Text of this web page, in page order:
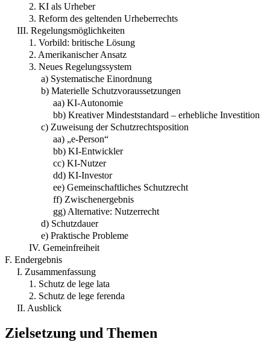
2. KI als Urheber
3. Reform des geltenden Urheberrechts
III. Regelungsmöglichkeiten
1. Vorbild: britische Lösung
2. Amerikanischer Ansatz
3. Neues Regelungssystem
a) Systematische Einordnung
b) Materielle Schutzvoraussetzungen
aa) KI-Autonomie
bb) Kreativer Mindeststandard – erhebliche Investition
c) Zuweisung der Schutzrechtsposition
aa) „e-Person“
bb) KI-Entwickler
cc) KI-Nutzer
dd) KI-Investor
ee) Gemeinschaftliches Schutzrecht
ff) Zwischenergebnis
gg) Alternative: Nutzerrecht
d) Schutzdauer
e) Praktische Probleme
IV. Gemeinfreiheit
F. Endergebnis
I. Zusammenfassung
1. Schutz de lege lata
2. Schutz de lege ferenda
II. Ausblick
Zielsetzung und Themen